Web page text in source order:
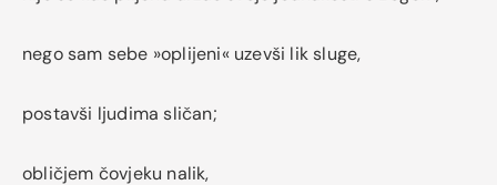
nego sam sebe »oplijeni« uzevši lik sluge,
postavši ljudima sličan;
obličjem čovjeku nalik,